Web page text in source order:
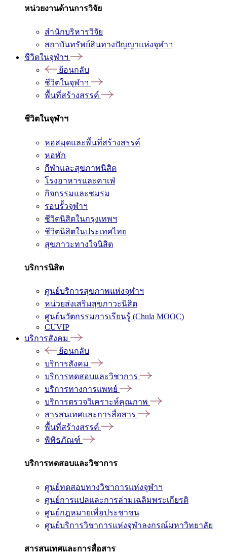
หน่วยงานด้านการวิจัย
สำนักบริหารวิจัย
สถาบันทรัพย์สินทางปัญญาแห่งจุฬาฯ
ชีวิตในจุฬาฯ
ย้อนกลับ
ชีวิตในจุฬาฯ
พื้นที่สร้างสรรค์
ชีวิตในจุฬาฯ
หอสมุดและพื้นที่สร้างสรรค์
หอพัก
กีฬาและสุขภาพนิสิต
โรงอาหารและคาเฟ่
กิจกรรมและชมรม
รอบรั้วจุฬาฯ
ชีวิตนิสิตในกรุงเทพฯ
ชีวิตนิสิตในประเทศไทย
สุขภาวะทางใจนิสิต
บริการนิสิต
ศูนย์บริการสุขภาพแห่งจุฬาฯ
หน่วยส่งเสริมสุขภาวะนิสิต
ศูนย์นวัตกรรมการเรียนรู้ (Chula MOOC)
CUVIP
บริการสังคม
ย้อนกลับ
บริการสังคม
บริการทดสอบและวิชาการ
บริการทางการแพทย์
บริการตรวจวิเคราะห์คุณภาพ
สารสนเทศและการสื่อสาร
พื้นที่สร้างสรรค์
พิพิธภัณฑ์
บริการทดสอบและวิชาการ
ศูนย์ทดสอบทางวิชาการแห่งจุฬาฯ
ศูนย์การแปลและการล่ามเฉลิมพระเกียรติ
ศูนย์กฎหมายเพื่อประชาชน
ศูนย์บริการวิชาการแห่งจุฬาลงกรณ์มหาวิทยาลัย
สารสนเทศและการสื่อสาร